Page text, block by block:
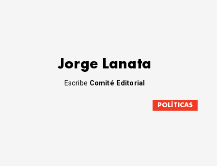
Jorge Lanata
Escribe Comité Editorial
POLÍTICAS